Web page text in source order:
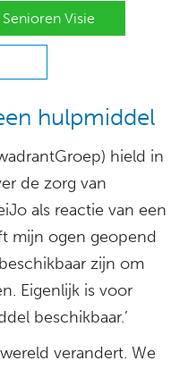
Senioren Visie
hulpmiddel
hield in
de zorg van
als reactie van een
mijn ogen geopend
zijn om
Eigenlijk is voor
beschikbaar.’
verandert. We